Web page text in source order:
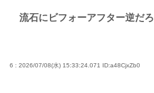
流石にビフォーアフター逆だろ
6 : 2026/07/08(水) 15:33:24.071 ID:a48CjxZb0